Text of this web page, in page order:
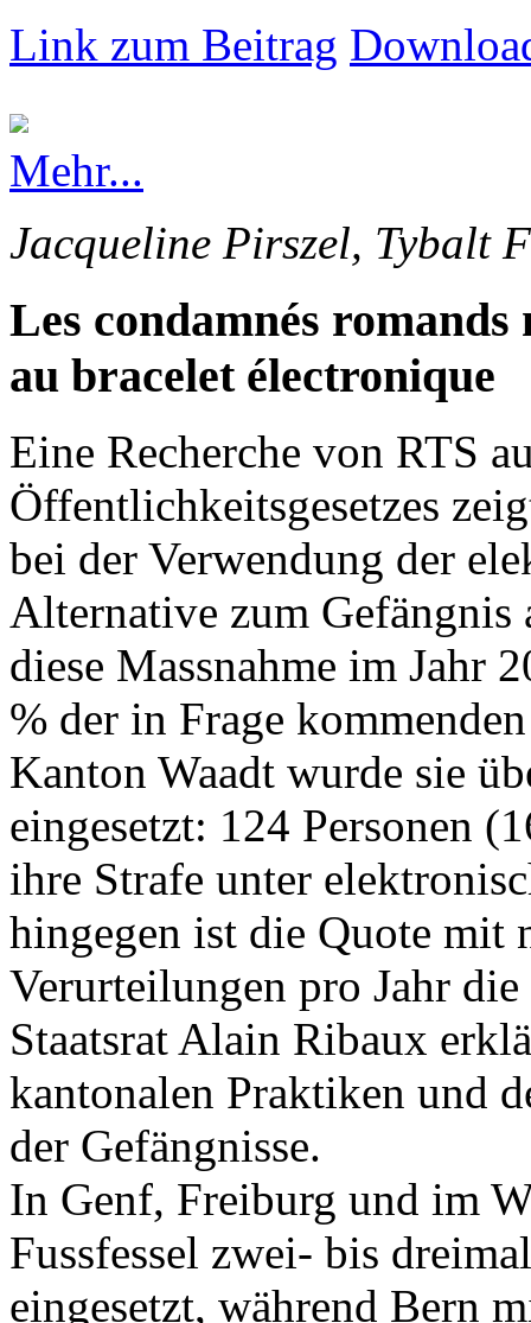
Link zum Beitrag
Mehr...
Jacqueline Pirszel, Tybalt
Les condamnés romands
au bracelet électronique
Eine Recherche von RTS
Öffentlichkeitsgesetzes
bei der Verwendung der
Alternative zum Gefängnis
diese Massnahme im Jahr
% der in Frage
Kanton Waadt wurde sie
eingesetzt: 124 Personen
ihre Strafe unter
hingegen ist die Quote mit
Verurteilungen pro Jahr
Staatsrat Alain Ribaux
kantonalen Praktiken und
der Gefängnisse.
In Genf, Freiburg und im
Fussfessel zwei- bis
eingesetzt, während Bern